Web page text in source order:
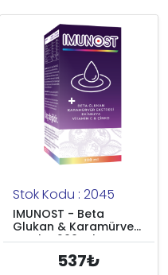
Stok Kodu : 2045
IMUNOST - Beta
Glukan & Karamürver
Şurubu 200 ml
537₺